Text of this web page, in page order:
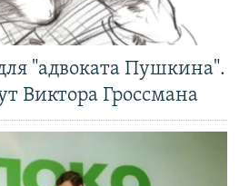
"адвоката Пушкина".
Виктора Гроссмана